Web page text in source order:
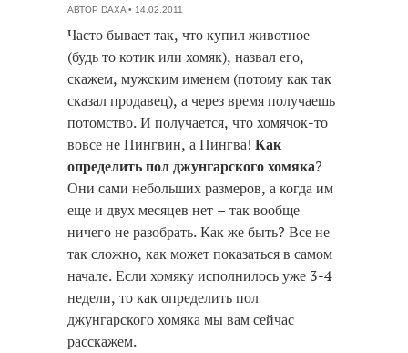
АВТОР DAXA • 14.02.2011
Часто бывает так, что купил животное
(будь то котик или хомяк), назвал его,
скажем, мужским именем (потому как так
сказал продавец), а через время получаешь
потомство. И получается, что хомячок-то
вовсе не Пингвин, а Пингва! Как
определить пол джунгарского хомяка?
Они сами небольших размеров, а когда им
еще и двух месяцев нет – так вообще
ничего не разобрать. Как же быть? Все не
так сложно, как может показаться в самом
начале. Если хомяку исполнилось уже 3-4
недели, то как определить пол
джунгарского хомяка мы вам сейчас
расскажем.